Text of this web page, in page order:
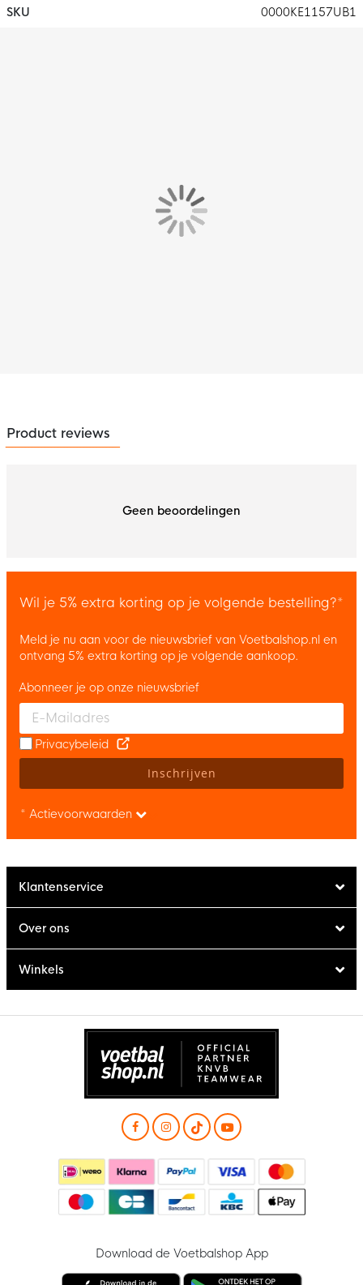
SKU 0000KE1157UB1
Product reviews
Geen beoordelingen
Wil je 5% extra korting op je volgende bestelling?*
Meld je nu aan voor de nieuwsbrief van Voetbalshop.nl en
ontvang 5% extra korting op je volgende aankoop.
Enter your email and accept the privacy policy to subscribe to
Abonneer je op onze nieuwsbrief
Privacybeleid
Inschrijven
* Actievoorwaarden
Klantenservice
Over ons
Winkels
Download de Voetbalshop App